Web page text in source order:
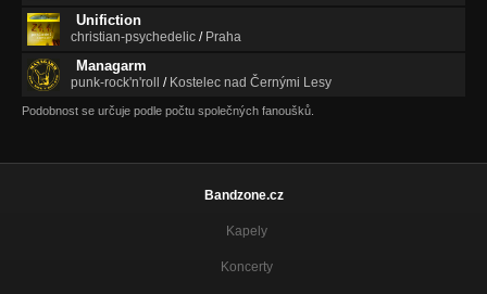
Unifiction
christian-psychedelic / Praha
Managarm
punk-rock'n'roll / Kostelec nad Černými Lesy
Podobnost se určuje podle počtu společných fanoušků.
Bandzone.cz
Kapely
Koncerty